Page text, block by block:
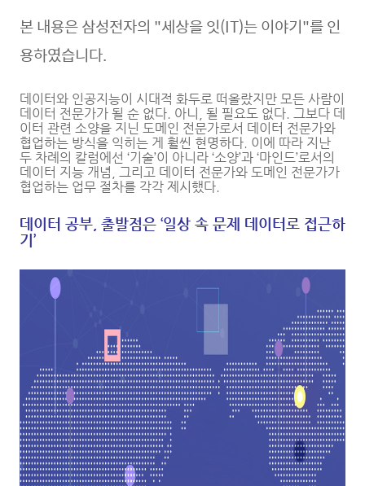
본 내용은 삼성전자의 "세상을 잇(IT)는 이야기"를 인
용하였습니다.
데이터와 인공지능이 시대적 화두로 떠올랐지만 모든 사람이
데이터 전문가가 될 순 없다. 아니, 될 필요도 없다. 그보다 데
이터 관련 소양을 지닌 도메인 전문가로서 데이터 전문가와
협업하는 방식을 익히는 게 훨씬 현명하다. 이에 따라 지난
두 차례의 칼럼에선 ‘기술’이 아니라 ‘소양’과 ‘마인드’로서의
데이터 지능 개념, 그리고 데이터 전문가와 도메인 전문가가
협업하는 업무 절차를 각각 제시했다.
데이터 공부, 출발점은 ‘일상 속 문제 데이터로 접근하
기 ’